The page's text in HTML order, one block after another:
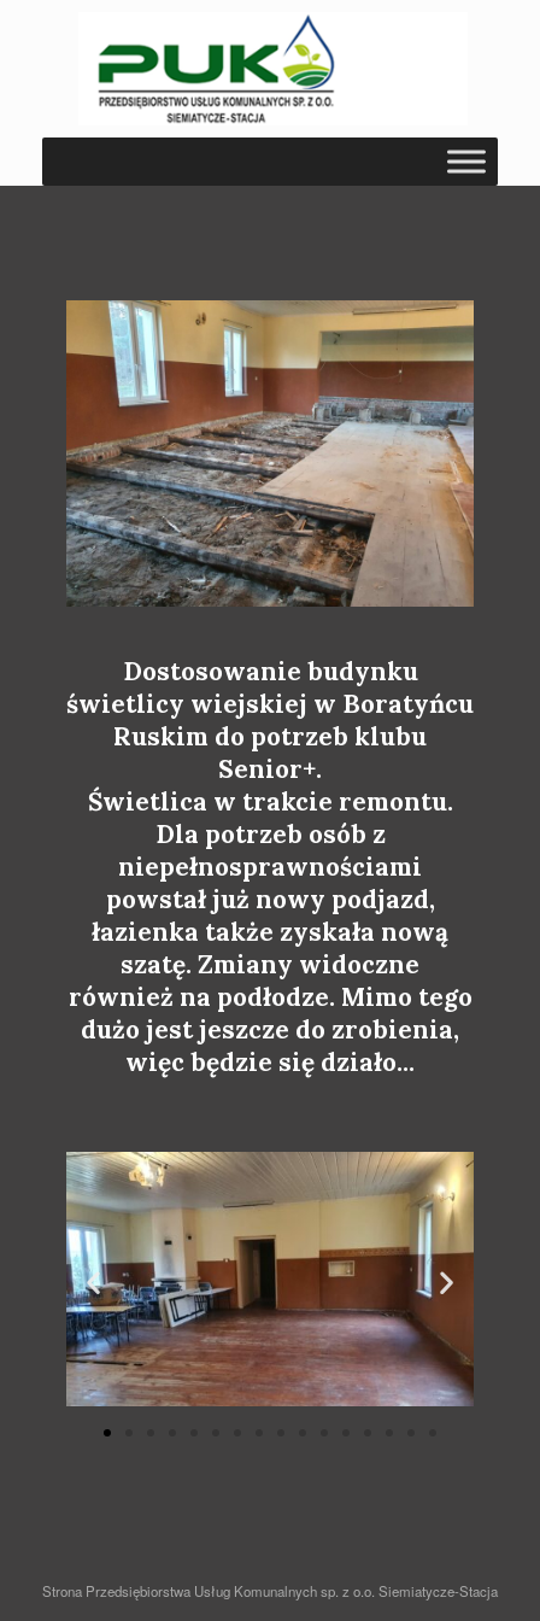
Dostosowanie budynku
świetlicy wiejskiej w Boratyńcu
Ruskim do potrzeb klubu
Senior+.
Świetlica w trakcie remontu.
Dla potrzeb osób z
niepełnosprawnościami
powstał już nowy podjazd,
łazienka także zyskała nową
szatę. Zmiany widoczne
również na podłodze. Mimo tego
dużo jest jeszcze do zrobienia,
więc będzie się działo...
Strona Przedsiębiorstwa Usług Komunalnych sp. z o.o. Siemiatycze-Stacja